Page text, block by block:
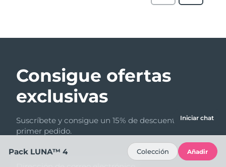
Consigue ofertas
exclusivas
Suscríbete y consigue un 15% de descuento en tu
primer pedido.
Iniciar chat
Pack LUNA™ 4 Colección Añadir